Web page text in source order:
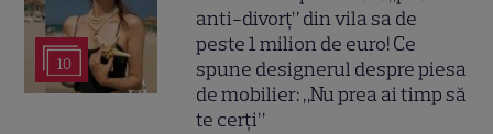
10
anti-divorț” din vila sa de
peste 1 milion de euro! Ce
spune designerul despre piesa
de mobilier: „Nu prea ai timp să
te cerți”